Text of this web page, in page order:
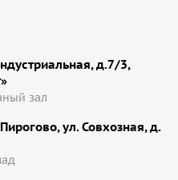
д.7/3,
зал
ул. Совхозная, д.